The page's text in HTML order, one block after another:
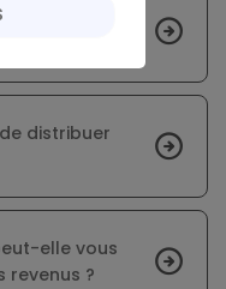
2023
distribuer
elle vous
revenus ?